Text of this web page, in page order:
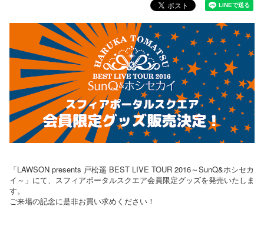
「LAWSON presents 戸松遥 BEST LIVE TOUR 2016～SunQ&ホシセカ
イ～」にて、スフィアポータルスクエア会員限定グッズを発売いたしま
す。
ご来場の記念に是非お買い求めください！